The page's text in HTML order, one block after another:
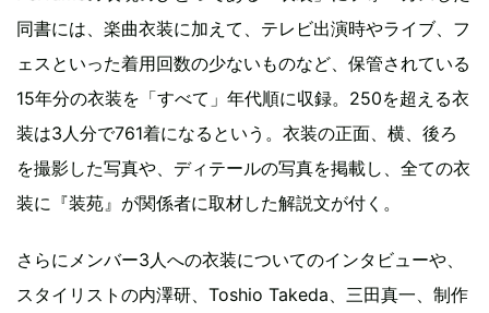
同書には、楽曲衣装に加えて、テレビ出演時やライブ、フ
ェスといった着用回数の少ないものなど、保管されている
15年分の衣装を「すべて」年代順に収録。250を超える衣
装は3人分で761着になるという。衣装の正面、横、後ろ
を撮影した写真や、ディテールの写真を掲載し、全ての衣
装に『装苑』が関係者に取材した解説文が付く。
さらにメンバー3人への衣装についてのインタビューや、
スタイリストの内澤研、Toshio Takeda、三田真一、制作